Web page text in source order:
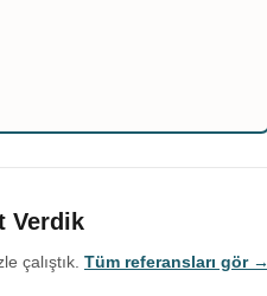
Verdik
çalıştık. Tüm referansları gör →